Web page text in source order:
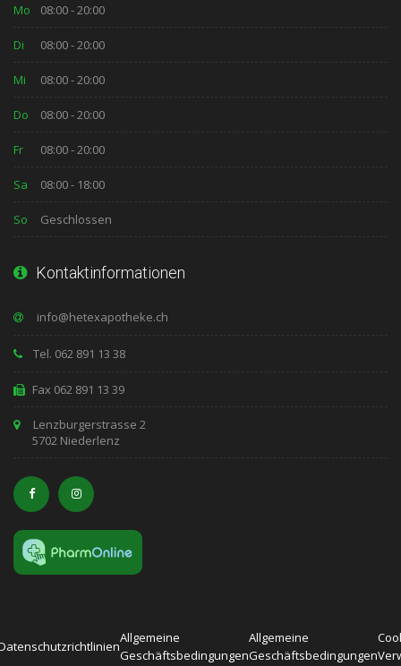
Mo 08:00 - 20:00
Di 08:00 - 20:00
Mi 08:00 - 20:00
Do 08:00 - 20:00
Fr 08:00 - 20:00
Sa 08:00 - 18:00
So Geschlossen
Kontaktinformationen
Tel. 062 891 13 38
Fax 062 891 13 39
Lenzburgerstrasse 2
5702 Niederlenz
Allgemeine
Geschäftsbedingungen
Allgemeine
Geschäftsbedingungen